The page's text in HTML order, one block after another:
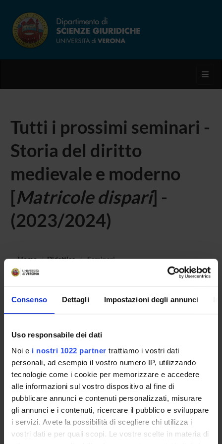
Consenso Dettagli Impostazioni degli annunci
Uso responsabile dei dati
Noi e i nostri 1022 partner trattiamo i vostri dati
personali, ad esempio il vostro numero IP, utilizzando
tecnologie come i cookie per memorizzare e accedere
alle informazioni sul vostro dispositivo al fine di
pubblicare annunci e contenuti personalizzati, misurare
gli annunci e i contenuti, ricercare il pubblico e sviluppare
i servizi. Avete la possibilità di scegliere chi utilizza i
vostri dati e per quali scopi. Le vostre scelte in materia di
Tutti i prossimi seminari -
Storia del diritto
medievale e moderno
[Matricole dispari] -
(2023/2024)
Home Didattica Seminari
Non è stato trovato alcun seminario relativo
all'insegnamento Storia del diritto medievale e moderno.
CORSI DI STUDIO
DOTTORATI DI RICERCA E FORMAZIONE
SUPERIORE
Contatti
Persone